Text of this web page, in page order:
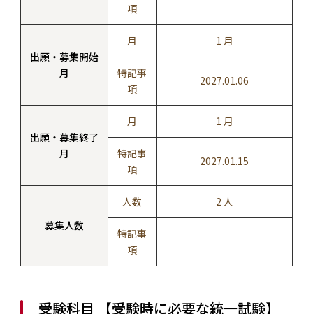
項
出願・募集開始
月
月 1 月
特記事
項
2027.01.06
出願・募集終了
月
月 1 月
特記事
項
2027.01.15
募集人数
人数 2 人
特記事
項
受験科目 【受験時に必要な統一試験】